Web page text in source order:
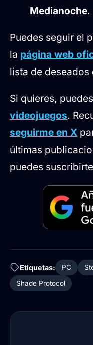
Medianoche.
Puedes seguir el
la página web
lista de deseados
Si quieres,
videojuegos.
seguirme en X
últimas
puedes
Etiquetas: PC
Shade Protocol